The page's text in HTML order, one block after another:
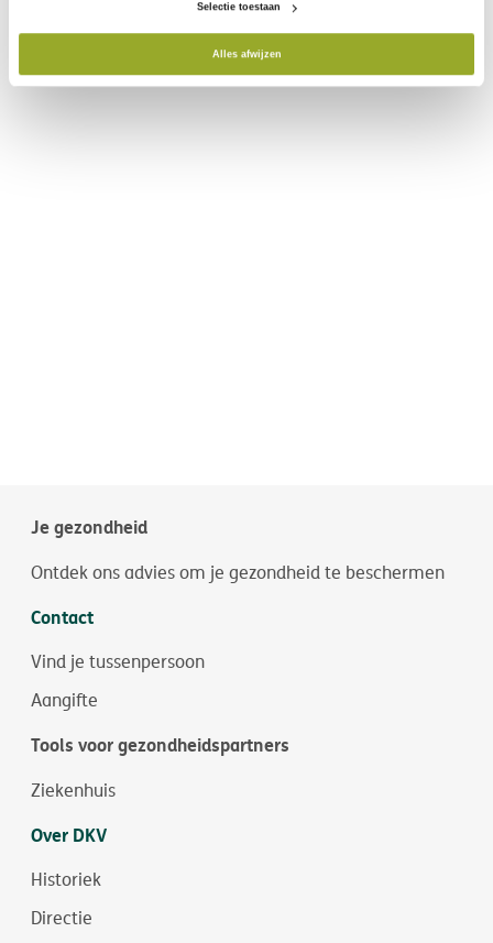
Selectie toestaan
Alles afwijzen
Je gezondheid
Ontdek ons advies om je gezondheid te beschermen
Contact
Vind je tussenpersoon
Aangifte
Tools voor gezondheidspartners
Ziekenhuis
Over DKV
Historiek
Directie